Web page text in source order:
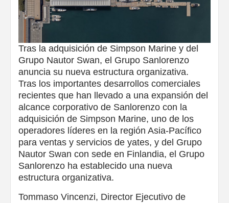
Tras la adquisición de Simpson Marine y del
Grupo Nautor Swan, el Grupo Sanlorenzo
anuncia su nueva estructura organizativa.
Tras los importantes desarrollos comerciales
recientes que han llevado a una expansión del
alcance corporativo de Sanlorenzo con la
adquisición de Simpson Marine, uno de los
operadores líderes en la región Asia-Pacífico
para ventas y servicios de yates, y del Grupo
Nautor Swan con sede en Finlandia, el Grupo
Sanlorenzo ha establecido una nueva
estructura organizativa.
Tommaso Vincenzi, Director Ejecutivo de